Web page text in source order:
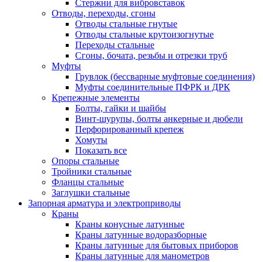
Стержни для вибровставок
Отводы, переходы, сгоны
Отводы стальные гнутые
Отводы стальные крутоизогнутые
Переходы стальные
Сгоны, бочата, резьбы и отрезки труб
Муфты
Грувлок (бессварные муфтовые соединения)
Муфты соединительные ПФРК и ДРК
Крепежные элементы
Болты, гайки и шайбы
Винт-шурупы, болты анкерные и дюбели
Перфорированный крепеж
Хомуты
Показать все
Опоры стальные
Тройники стальные
Фланцы стальные
Заглушки стальные
Запорная арматура и электроприводы
Краны
Краны конусные латунные
Краны латунные водоразборные
Краны латунные для бытовых приборов
Краны латунные для манометров